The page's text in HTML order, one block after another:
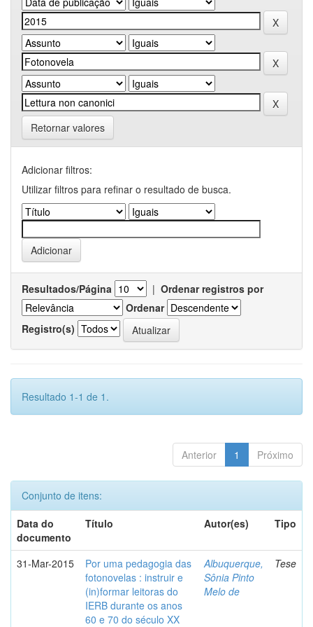
Retornar valores
Adicionar filtros:
Utilizar filtros para refinar o resultado de busca.
Resultados/Página | Ordenar registros por
Ordenar
Registro(s)
Resultado 1-1 de 1.
Anterior 1 Próximo
Conjunto de itens:
Data do
documento
Título Autor(es) Tipo
31-Mar-2015
Por uma pedagogia das
fotonovelas : instruir e
(in)formar leitoras do
IERB durante os anos
60 e 70 do século XX
Albuquerque,
Sônia Pinto
Melo de
Tese